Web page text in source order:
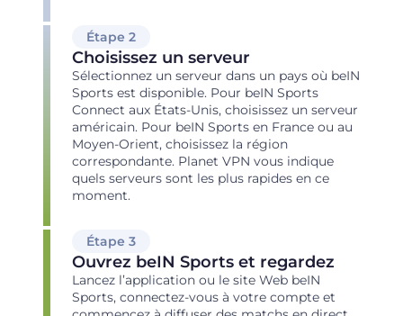
Étape 2
Choisissez un serveur
Sélectionnez un serveur dans un pays où beIN
Sports est disponible. Pour beIN Sports
Connect aux États-Unis, choisissez un serveur
américain. Pour beIN Sports en France ou au
Moyen-Orient, choisissez la région
correspondante. Planet VPN vous indique
quels serveurs sont les plus rapides en ce
moment.
Étape 3
Ouvrez beIN Sports et regardez
Lancez l’application ou le site Web beIN
Sports, connectez-vous à votre compte et